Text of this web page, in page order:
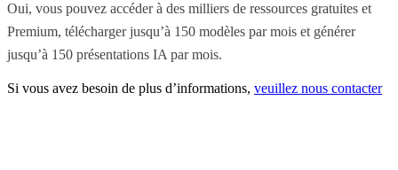
Oui, vous pouvez accéder à des milliers de ressources gratuites et
Premium, télécharger jusqu’à 150 modèles par mois et générer
jusqu’à 150 présentations IA par mois.
Si vous avez besoin de plus d’informations, veuillez nous contacter